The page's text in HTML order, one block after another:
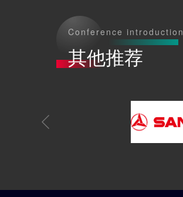
Conference introduction
其他推荐